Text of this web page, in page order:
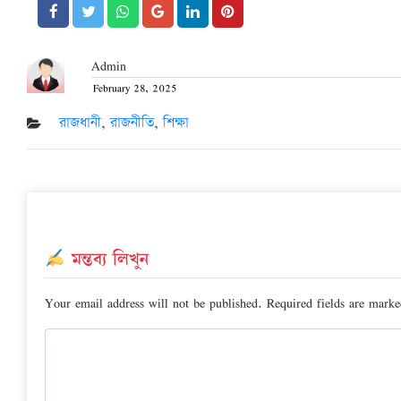
Admin
Posted
on
February 28, 2025
রাজধানী,রাজনীতি,শিক্ষা
মন্তব্য লিখুন
Your email address will not be published. Required fields are